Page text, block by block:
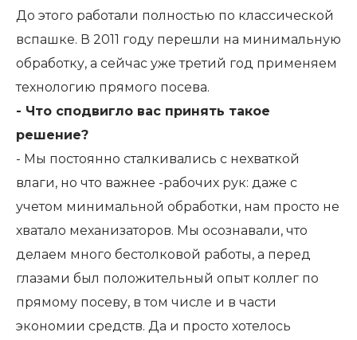
До этого работали полностью по классической
вспашке. В 2011 году перешли на минимальную
обработку, а сейчас уже третий год применяем
технологию прямого посева.
- Что сподвигло вас принять такое
решение?
- Мы постоянно сталкивались с нехваткой
влаги, но что важнее -рабочих рук: даже с
учетом минимальной обработки, нам просто не
хватало механизаторов. Мы осознавали, что
делаем много бестолковой работы, а перед
глазами был положительный опыт коллег по
прямому посеву, в том числе и в части
экономии средств. Да и просто хотелось